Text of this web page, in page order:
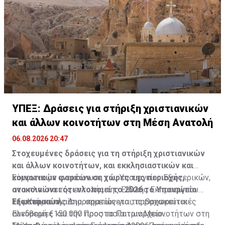
ΥΠΕΞ: Δράσεις για στήριξη χριστιανικών
και άλλων κοινοτήτων στη Μέση Ανατολή
06.08.2026 20:47
Στοχευμένες δράσεις για τη στήριξη χριστιανικών
και άλλων κοινοτήτων, και εκκλησιαστικών και
κοινοτικών φορέων σε χώρες της περιοχής,
ανακοινώνει ότι υλοποιεί το 2026 το Υπουργείο
Εξωτερικών.
Σύμφωνα με ανακοίνωση του Υπουργείου Εξωτερικών,
στο πλαίσιο της εντολής της Ειδικής Εκπροσώπου
της Κυπριακής Δημοκρατίας για τις Θρησκευτικές
Ελευθερίες και την Προστασία των Μειονοτήτων στη
Σε αυτό το πλαίσιο, σημειώνεται, παραχωρείται
συνδρομή €150.000 προς το Πατριαρχείο